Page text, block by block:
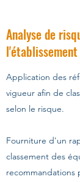
Analyse de
l'établissement
Application des
vigueur afin de
selon le risque.
Fourniture d'un
classement des
recommandations